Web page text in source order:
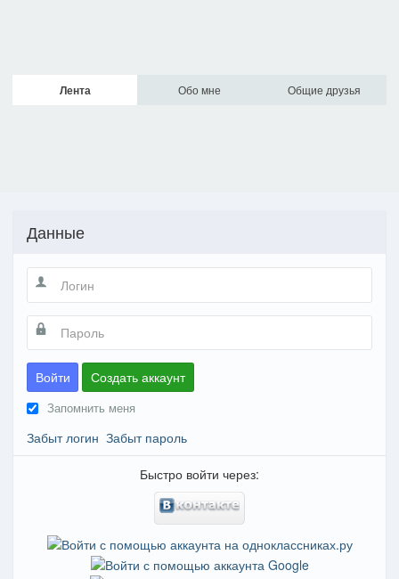
Лента Обо мне Общие друзья
Данные
Войти Создать аккаунт
Запомнить меня
Забыт логин Забыт пароль
Быстро войти через: